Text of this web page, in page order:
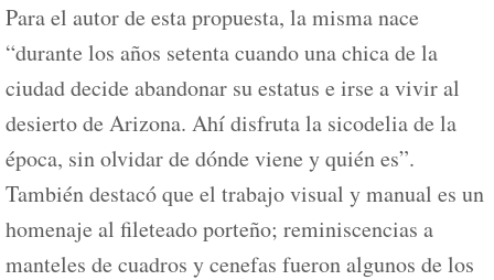
Para el autor de esta propuesta, la misma nace
“durante los años setenta cuando una chica de la
ciudad decide abandonar su estatus e irse a vivir al
desierto de Arizona. Ahí disfruta la sicodelia de la
época, sin olvidar de dónde viene y quién es”.
También destacó que el trabajo visual y manual es un
homenaje al fileteado porteño; reminiscencias a
manteles de cuadros y cenefas fueron algunos de los